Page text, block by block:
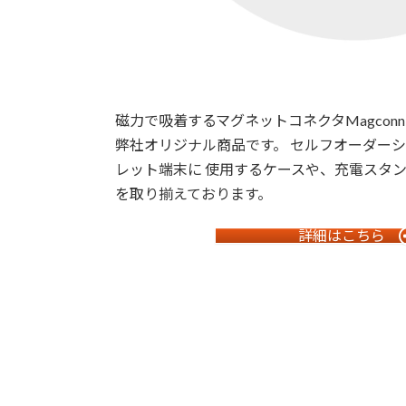
磁力で吸着するマグネットコネクタ
弊社オリジナル商品です。 セルフオーダー
レット端末に 使用するケースや、充電スタ
を取り揃えております。
詳細はこちら